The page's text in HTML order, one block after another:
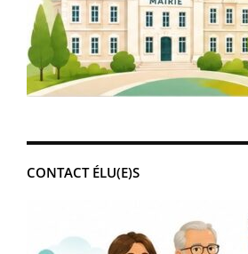
CONTACT ÉLU(E)S